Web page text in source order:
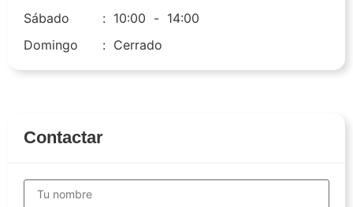
Sábado
: 10:00 - 14:00
Domingo
: Cerrado
Contactar